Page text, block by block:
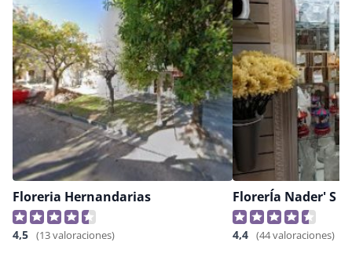
Floreria Hernandarias
4,5 (13 valoraciones)
FlorerÍa Nader' S
4,4 (44 valoraciones)